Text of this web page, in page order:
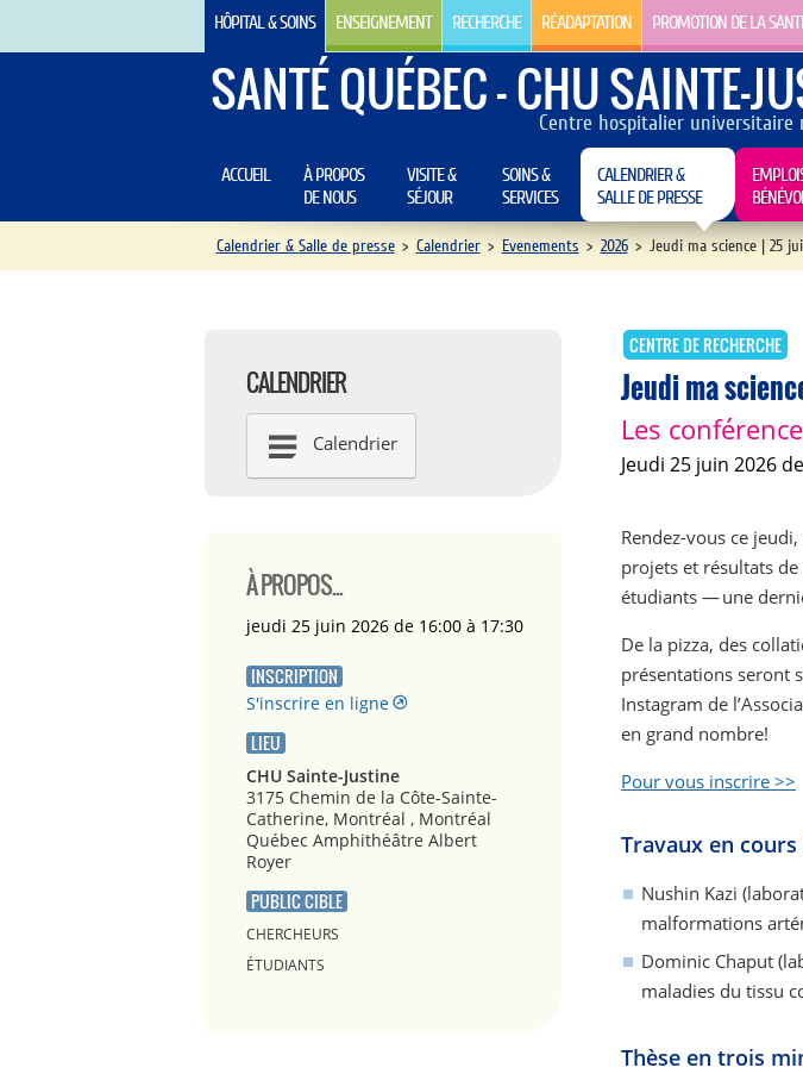
HÔPITAL & SOINS ENSEIGNEMENT RECHERCHE RÉADAPTATION PROMOTION DE LA
SANTÉ QUÉBEC - CHU SAINTE-
Centre hospitalier universitaire
ACCUEIL
À PROPOS
DE NOUS
VISITE &
SÉJOUR
SOINS &
SERVICES
CALENDRIER &
SALLE DE PRESSE
Calendrier & Salle de presse > Calendrier > Evenements > 2026 > Jeudi ma science | 25
CALENDRIER
Calendrier
À PROPOS...
jeudi 25 juin 2026 de 16:00 à 17:30
INSCRIPTION
S'inscrire en ligne
LIEU
CHU Sainte-Justine
3175 Chemin de la Côte-Sainte-
Catherine, Montréal , Montréal
Québec Amphithéâtre Albert
Royer
PUBLIC CIBLE
CHERCHEURS
ÉTUDIANTS
CENTRE DE RECHERCHE
Jeudi ma
Les
jeudi 25 juin 2026
Rendez-vous ce
projets et résultats
étudiants — une
De la pizza, des
présentations seront
Instagram de
en grand nombre!
Pour vous inscrire >>
Travaux en cours
Nushin Kazi
malformations
Dominic Chaput
maladies du tissu
Thèse en trois